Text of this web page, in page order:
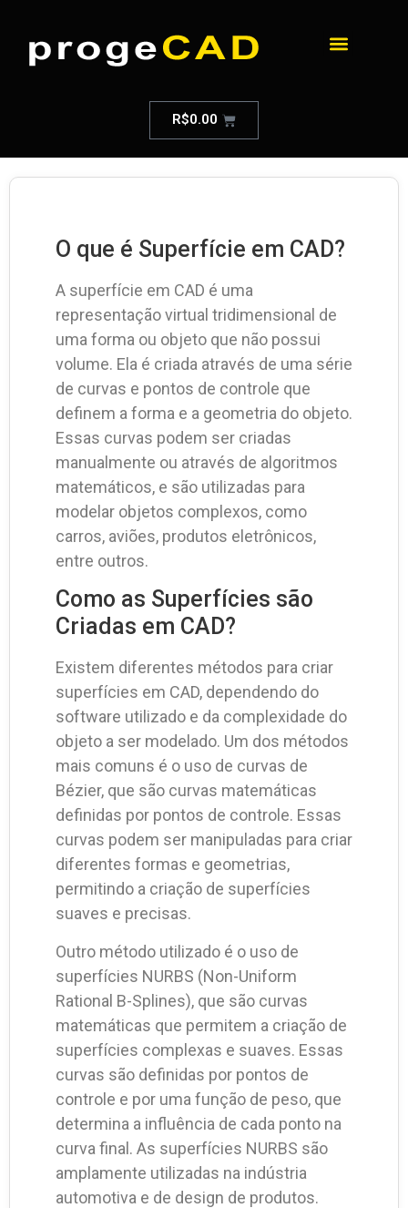
R$0.00
O que é Superfície em CAD?
A superfície em CAD é uma
representação virtual tridimensional de
uma forma ou objeto que não possui
volume. Ela é criada através de uma série
de curvas e pontos de controle que
definem a forma e a geometria do objeto.
Essas curvas podem ser criadas
manualmente ou através de algoritmos
matemáticos, e são utilizadas para
modelar objetos complexos, como
carros, aviões, produtos eletrônicos,
entre outros.
Como as Superfícies são
Criadas em CAD?
Existem diferentes métodos para criar
superfícies em CAD, dependendo do
software utilizado e da complexidade do
objeto a ser modelado. Um dos métodos
mais comuns é o uso de curvas de
Bézier, que são curvas matemáticas
definidas por pontos de controle. Essas
curvas podem ser manipuladas para criar
diferentes formas e geometrias,
permitindo a criação de superfícies
suaves e precisas.
Outro método utilizado é o uso de
superfícies NURBS (Non-Uniform
Rational B-Splines), que são curvas
matemáticas que permitem a criação de
superfícies complexas e suaves. Essas
curvas são definidas por pontos de
controle e por uma função de peso, que
determina a influência de cada ponto na
curva final. As superfícies NURBS são
amplamente utilizadas na indústria
automotiva e de design de produtos.